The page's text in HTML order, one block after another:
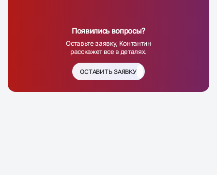
Появились вопросы?
Оставьте заявку, Контантин
расскажет все в деталях.
ОСТАВИТЬ ЗАЯВКУ